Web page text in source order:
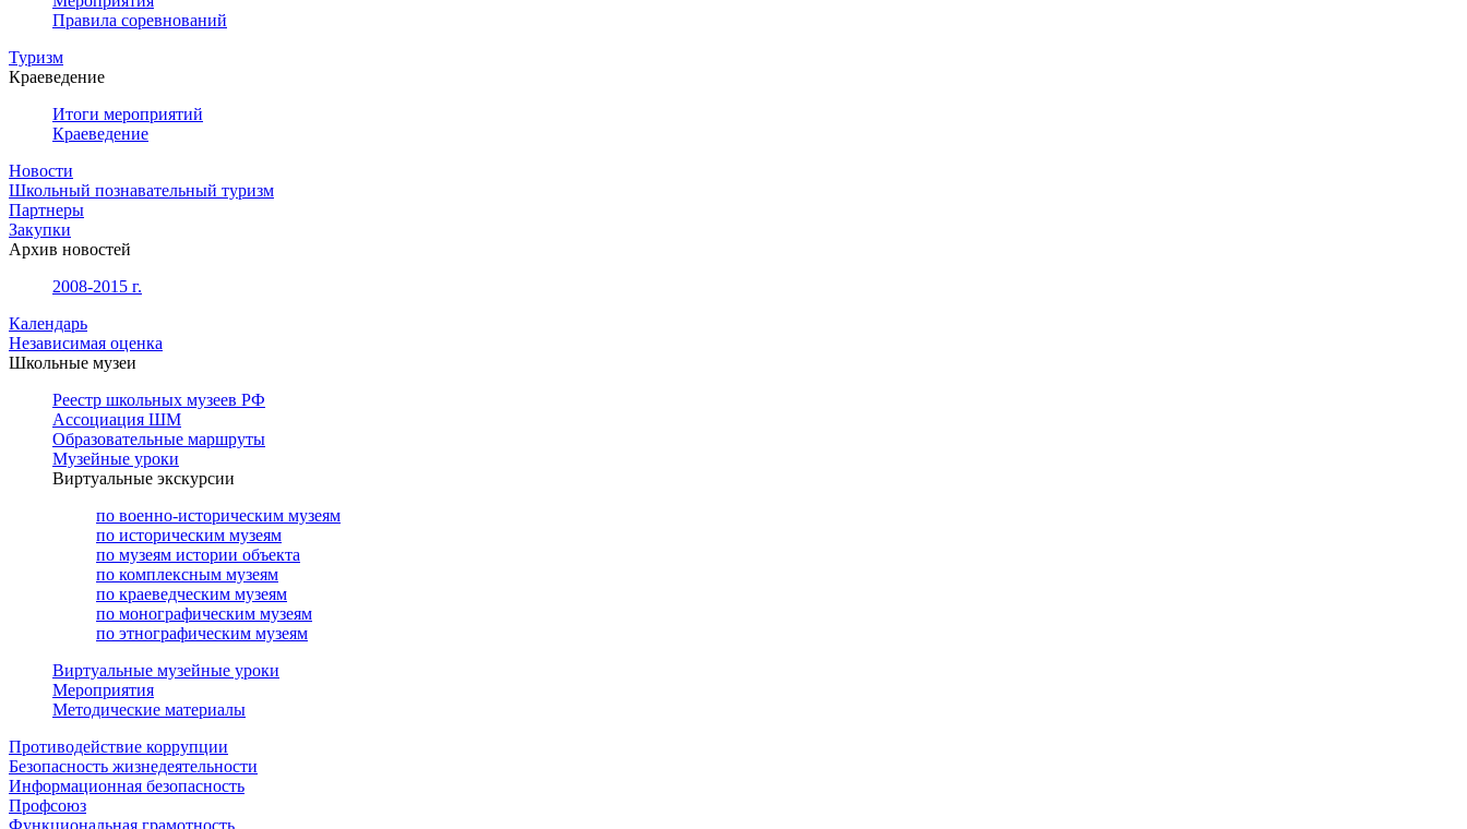
Правила соревнований
Туризм
Краеведение
Итоги мероприятий
Краеведение
Новости
Школьный познавательный туризм
Партнеры
Закупки
Архив новостей
2008-2015 г.
Календарь
Независимая оценка
Школьные музеи
Реестр школьных музеев РФ
Ассоциация ШМ
Образовательные маршруты
Музейные уроки
Виртуальные экскурсии
по военно-историческим музеям
по историческим музеям
по музеям истории объекта
по комплексным музеям
по краеведческим музеям
по монографическим музеям
по этнографическим музеям
Виртуальные музейные уроки
Мероприятия
Методические материалы
Противодействие коррупции
Безопасность жизнедеятельности
Информационная безопасность
Профсоюз
Функциональная грамотность